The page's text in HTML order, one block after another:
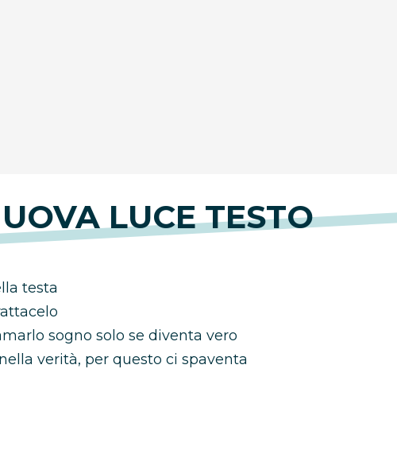
LUCE TESTO
testa
sogno solo se diventa vero
verità, per questo ci spaventa